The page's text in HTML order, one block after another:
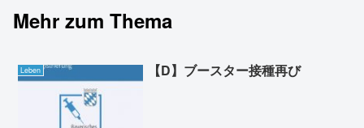
Mehr zum Thema
Leben 【D】ブースター接種再び